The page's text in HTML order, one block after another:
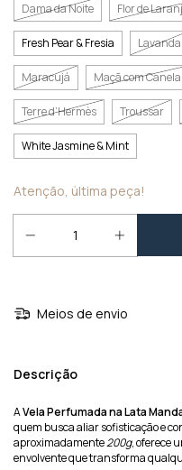
Dama da Noite Flor de
Fresh Pear & Fresia Lavanda
Maracujá Maçã com Canela
Terre d’Hermès Troussar
White Jasmine & Mint
Atenção, última peça!
Meios de envio
Descrição
AVela Perfumada na Lata
quem busca aliar sofisticação e
aproximadamente200g, oferece
envolvente que transforma